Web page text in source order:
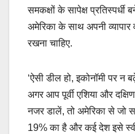
समकक्षों के सापेक्ष प्रतिस्पर्धी
अमेरिका के साथ अपनी व्यापार
रखना चाहिए.
‘ऐसी डील हो, इकोनॉमी पर न
अगर आप पूर्वी एशिया और
नजर डालें, तो अमेरिका से जो
19% का है और कई देश इसे